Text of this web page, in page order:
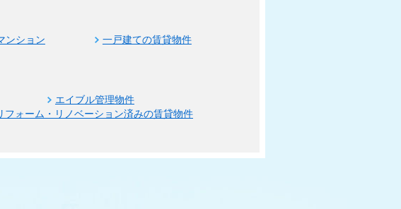
ンション
一戸建ての賃貸物件
エイブル管理物件
フォーム・リノベーション済みの賃貸物件